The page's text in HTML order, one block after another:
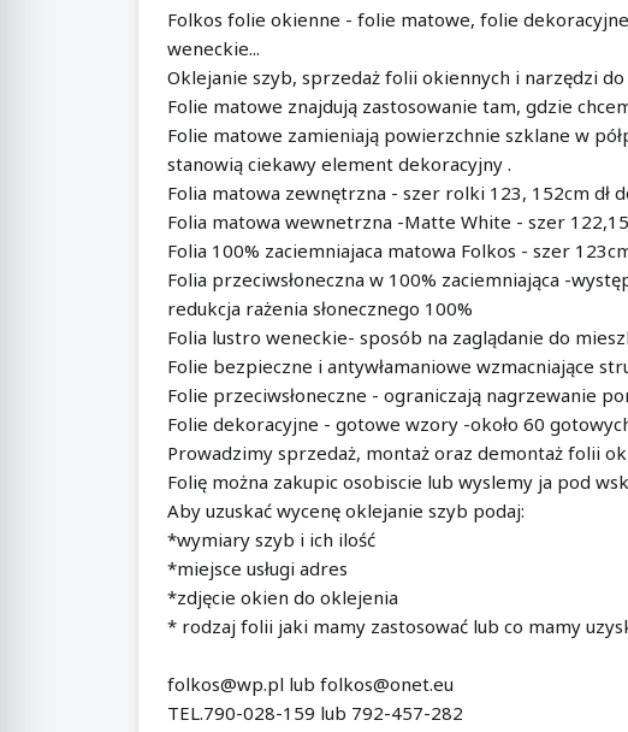
Folkos folie okienne - folie matowe, folie
weneckie...
Oklejanie szyb, sprzedaż folii okiennych i narzędzi
Folie matowe znajdują zastosowanie tam, gdzie
Folie matowe zamieniają powierzchnie szklane w
stanowią ciekawy element dekoracyjny .
Folia matowa zewnętrzna - szer rolki 123, 152cm dł
Folia matowa wewnetrzna -Matte White - szer
Folia 100% zaciemniajaca matowa Folkos - szer
Folia przeciwsłoneczna w 100% zaciemniająca -
redukcja rażenia słonecznego 100%
Folia lustro weneckie- sposób na zaglądanie do
Folie bezpieczne i antywłamaniowe wzmacniające
Folie przeciwsłoneczne - ograniczają nagrzewanie
Folie dekoracyjne - gotowe wzory -około 60
Prowadzimy sprzedaż, montaż oraz demontaż folii
Folię można zakupic osobiscie lub wyslemy ja pod
Aby uzuskać wycenę oklejanie szyb podaj:
*wymiary szyb i ich ilość
*miejsce usługi adres
*zdjęcie okien do oklejenia
* rodzaj folii jaki mamy zastosować lub co mamy
folkos@wp.pl lub folkos@onet.eu
TEL.790-028-159 lub 792-457-282